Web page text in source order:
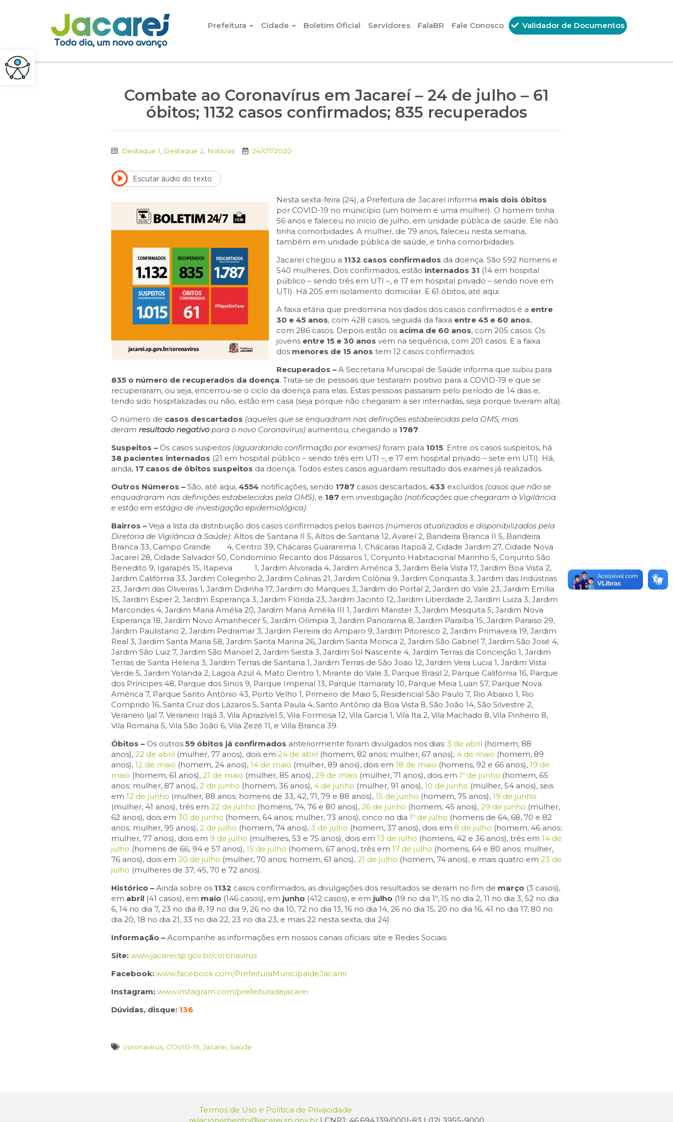
Pular para o conteúdo
Prefeitura
Cidade Boletim Oficial Servidores FalaBR Fale Conosco Validador de Documentos
Combate ao Coronavírus em Jacareí – 24 de julho – 61
óbitos; 1132 casos confirmados; 835 recuperados
Destaque 1 Destaque 2 Notícias 24/07/2020
Escutar áudio do texto
Nesta sexta-feira (24), a Prefeitura de Jacareí informa mais dois óbitos
por COVID-19 no município (um homem e uma mulher). O homem tinha
56 anos e faleceu no início de julho, em unidade pública de saúde. Ele não
tinha comorbidades. A mulher, de 79 anos, faleceu nesta semana,
também em unidade pública de saúde, e tinha comorbidades.
Jacareí chegou a 1132 casos confirmados da doença. São 592 homens e
540 mulheres. Dos confirmados, estão internados 31 (14 em hospital
público – sendo três em UTI –, e 17 em hospital privado – sendo nove em
UTI). Há 205 em isolamento domiciliar. E 61 óbitos, até aqui.
A faixa etária que predomina nos dados dos casos confirmados é a entre
30 e 45 anos, com 428 casos, seguida da faixa entre 45 e 60 anos,
com 286 casos. Depois estão os acima de 60 anos, com 205 casos. Os
jovens entre 15 e 30 anos vem na sequência, com 201 casos. E a faixa
dos menores de 15 anos tem 12 casos confirmados.
Recuperados – A Secretaria Municipal de Saúde informa que subiu para
835 o número de recuperados da doença. Trata-se de pessoas que testaram positivo para a COVID-19 e que se
recuperaram, ou seja, encerrou-se o ciclo da doença para elas. Estas pessoas passaram pelo período de 14 dias e,
tendo sido hospitalizadas ou não, estão em casa (seja porque não chegaram a ser internadas, seja porque tiveram alta).
O número de casos descartados (aqueles que se enquadram nas definições estabelecidas pela OMS, mas
deram resultado negativopara o novo Coronavírus) aumentou, chegando a 1787.
Suspeitos – Os casos suspeitos (aguardando confirmação por exames) foram para 1015. Entre os casos suspeitos, há
38 pacientes internados (21 em hospital público – sendo três em UTI –, e 17 em hospital privado – sete em UTI). Há,
ainda, 17 casos de óbitos suspeitos da doença. Todos estes casos aguardam resultado dos exames já realizados.
Outros Números – São, até aqui, 4554 notificações, sendo 1787 casos descartados, 433 excluídos (casos que não se
enquadraram nas definições estabelecidas pela OMS), e 187 em investigação (notificações que chegaram à Vigilância
e estão em estágio de investigação epidemiológica).
Bairros – Veja a lista da distribuição dos casos confirmados pelos bairros (números atualizados e disponibilizados pela
Diretoria de Vigilância à Saúde): Altos de Santana II 5, Altos de Santana 12, Avareí 2, Bandeira Branca II 5, Bandeira
Branca 33, Campo Grande 4, Centro 39, Chácaras Guararema 1, Chácaras Itapoã 2, Cidade Jardim 27, Cidade Nova
Jacareí 28, Cidade Salvador 50, Condomínio Recanto dos Pássaros 1, Conjunto Habitacional Marinho 5, Conjunto São
Benedito 9, Igarapés 15, Itapeva 1, Jardim Alvorada 4, Jardim América 3, Jardim Bela Vista 17, Jardim Boa Vista 2,
Jardim Califórnia 33, Jardim Coleginho 2, Jardim Colinas 21, Jardim Colônia 9, Jardim Conquista 3, Jardim das Indústrias
23, Jardim das Oliveiras 1, Jardim Didinha 17, Jardim do Marques 3, Jardim do Portal 2, Jardim do Vale 23, Jardim Emília
15, Jardim Esper 2, Jardim Esperança 3, Jardim Flórida 23, Jardim Jacinto 12, Jardim Liberdade 2, Jardim Luiza 3, Jardim
Marcondes 4, Jardim Maria Amélia 20, Jardim Maria Amélia III 1, Jardim Marister 3, Jardim Mesquita 5, Jardim Nova
Esperança 18, Jardim Novo Amanhecer 5, Jardim Olímpia 3, Jardim Panorama 8, Jardim Paraíba 15, Jardim Paraiso 29,
Jardim Paulistano 2, Jardim Pedramar 3, Jardim Pereira do Amparo 9, Jardim Pitoresco 2, Jardim Primavera 19, Jardim
Real 3, Jardim Santa Maria 58, Jardim Santa Marina 26, Jardim Santa Monica 2, Jardim São Gabriel 7, Jardim São José 4,
Jardim São Luiz 7, Jardim São Manoel 2, Jardim Siesta 3, Jardim Sol Nascente 4, Jardim Terras da Conceição 1, Jardim
Terras de Santa Helena 3, Jardim Terras de Santana 1, Jardim Terras de São Joao 12, Jardim Vera Lucia 1, Jardim Vista
Verde 5, Jardim Yolanda 2, Lagoa Azul 4, Mato Dentro 1, Mirante do Vale 3, Parque Brasil 2, Parque Califórnia 16, Parque
dos Príncipes 48, Parque dos Sinos 9, Parque Imperial 13, Parque Itamaraty 10, Parque Meia Luan 57, Parque Nova
América 7, Parque Santo Antônio 43, Porto Velho 1, Primeiro de Maio 5, Residencial São Paulo 7, Rio Abaixo 1, Rio
Comprido 16, Santa Cruz dos Lázaros 5, Santa Paula 4, Santo Antônio da Boa Vista 8, São João 14, São Silvestre 2,
Veraneio Ijal 7, Veraneio Irajá 3, Vila Aprazível 5, Vila Formosa 12, Vila Garcia 1, Vila Ita 2, Vila Machado 8, Vila Pinheiro 8,
Vila Romana 5, Vila São João 6, Vila Zezé 11, e Villa Branca 39.
Óbitos – Os outros 59 óbitos já confirmados anteriormente foram divulgados nos dias: 3 de abril (homem, 88
anos), 22 de abril (mulher, 77 anos), dois em 24 de abril (homem, 82 anos; mulher, 67 anos), 4 de maio (homem, 89
anos), 12 de maio (homem, 24 anos), 14 de maio (mulher, 89 anos), dois em 18 de maio (homens, 92 e 66 anos), 19 de
maio (homem, 61 anos), 21 de maio (mulher, 85 anos), 29 de maio (mulher, 71 anos), dois em 1º de junho (homem, 65
anos; mulher, 87 anos), 2 de junho (homem, 36 anos), 4 de junho (mulher, 91 anos), 10 de junho (mulher, 54 anos), seis
em 12 de junho (mulher, 88 anos; homens de 33, 42, 71, 79 e 88 anos), 15 de junho (homem, 75 anos), 19 de junho
(mulher, 41 anos), três em 22 de junho (homens, 74, 76 e 80 anos), 26 de junho (homem, 45 anos), 29 de junho (mulher,
62 anos), dois em 30 de junho (homem, 64 anos; mulher, 73 anos), cinco no dia 1º de julho (homens de 64, 68, 70 e 82
anos; mulher, 95 anos), 2 de julho (homem, 74 anos), 3 de julho (homem, 37 anos), dois em 8 de julho (homem, 46 anos;
mulher, 77 anos), dois em 9 de julho (mulheres, 53 e 75 anos), dois em 13 de julho (homens, 42 e 36 anos), três em 14 de
julho (homens de 66, 94 e 57 anos), 15 de julho (homem, 67 anos), três em 17 de julho (homens, 64 e 80 anos; mulher,
76 anos), dois em 20 de julho (mulher, 70 anos; homem, 61 anos), 21 de julho (homem, 74 anos), e mais quatro em 23 de
julho (mulheres de 37, 45, 70 e 72 anos).
Histórico – Ainda sobre os 1132 casos confirmados, as divulgações dos resultados se deram no fim de março (3 casos),
em abril (41 casos), em maio (146 casos), em junho (412 casos), e em julho (19 no dia 1º, 15 no dia 2, 11 no dia 3, 52 no dia
6, 14 no dia 7, 23 no dia 8, 19 no dia 9, 26 no dia 10, 72 no dia 13, 16 no dia 14, 26 no dia 15, 20 no dia 16, 41 no dia 17, 80 no
dia 20, 18 no dia 21, 33 no dia 22, 23 no dia 23, e mais 22 nesta sexta, dia 24).
Informação – Acompanhe as informações em nossos canais oficiais: site e Redes Sociais.
Site: www.jacarei.sp.gov.br/coronavirus
Facebook: www.facebook.com/PrefeituraMunicipaldeJacarei
Instagram: www.instagram.com/prefeituradejacarei
Dúvidas, disque: 136
coronavírus COVID-19 ,Jacareí, Saúde
Termos de Uso e Política de Privacidade